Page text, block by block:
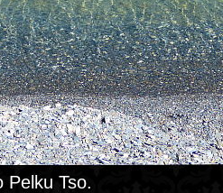
Pelku Tso.